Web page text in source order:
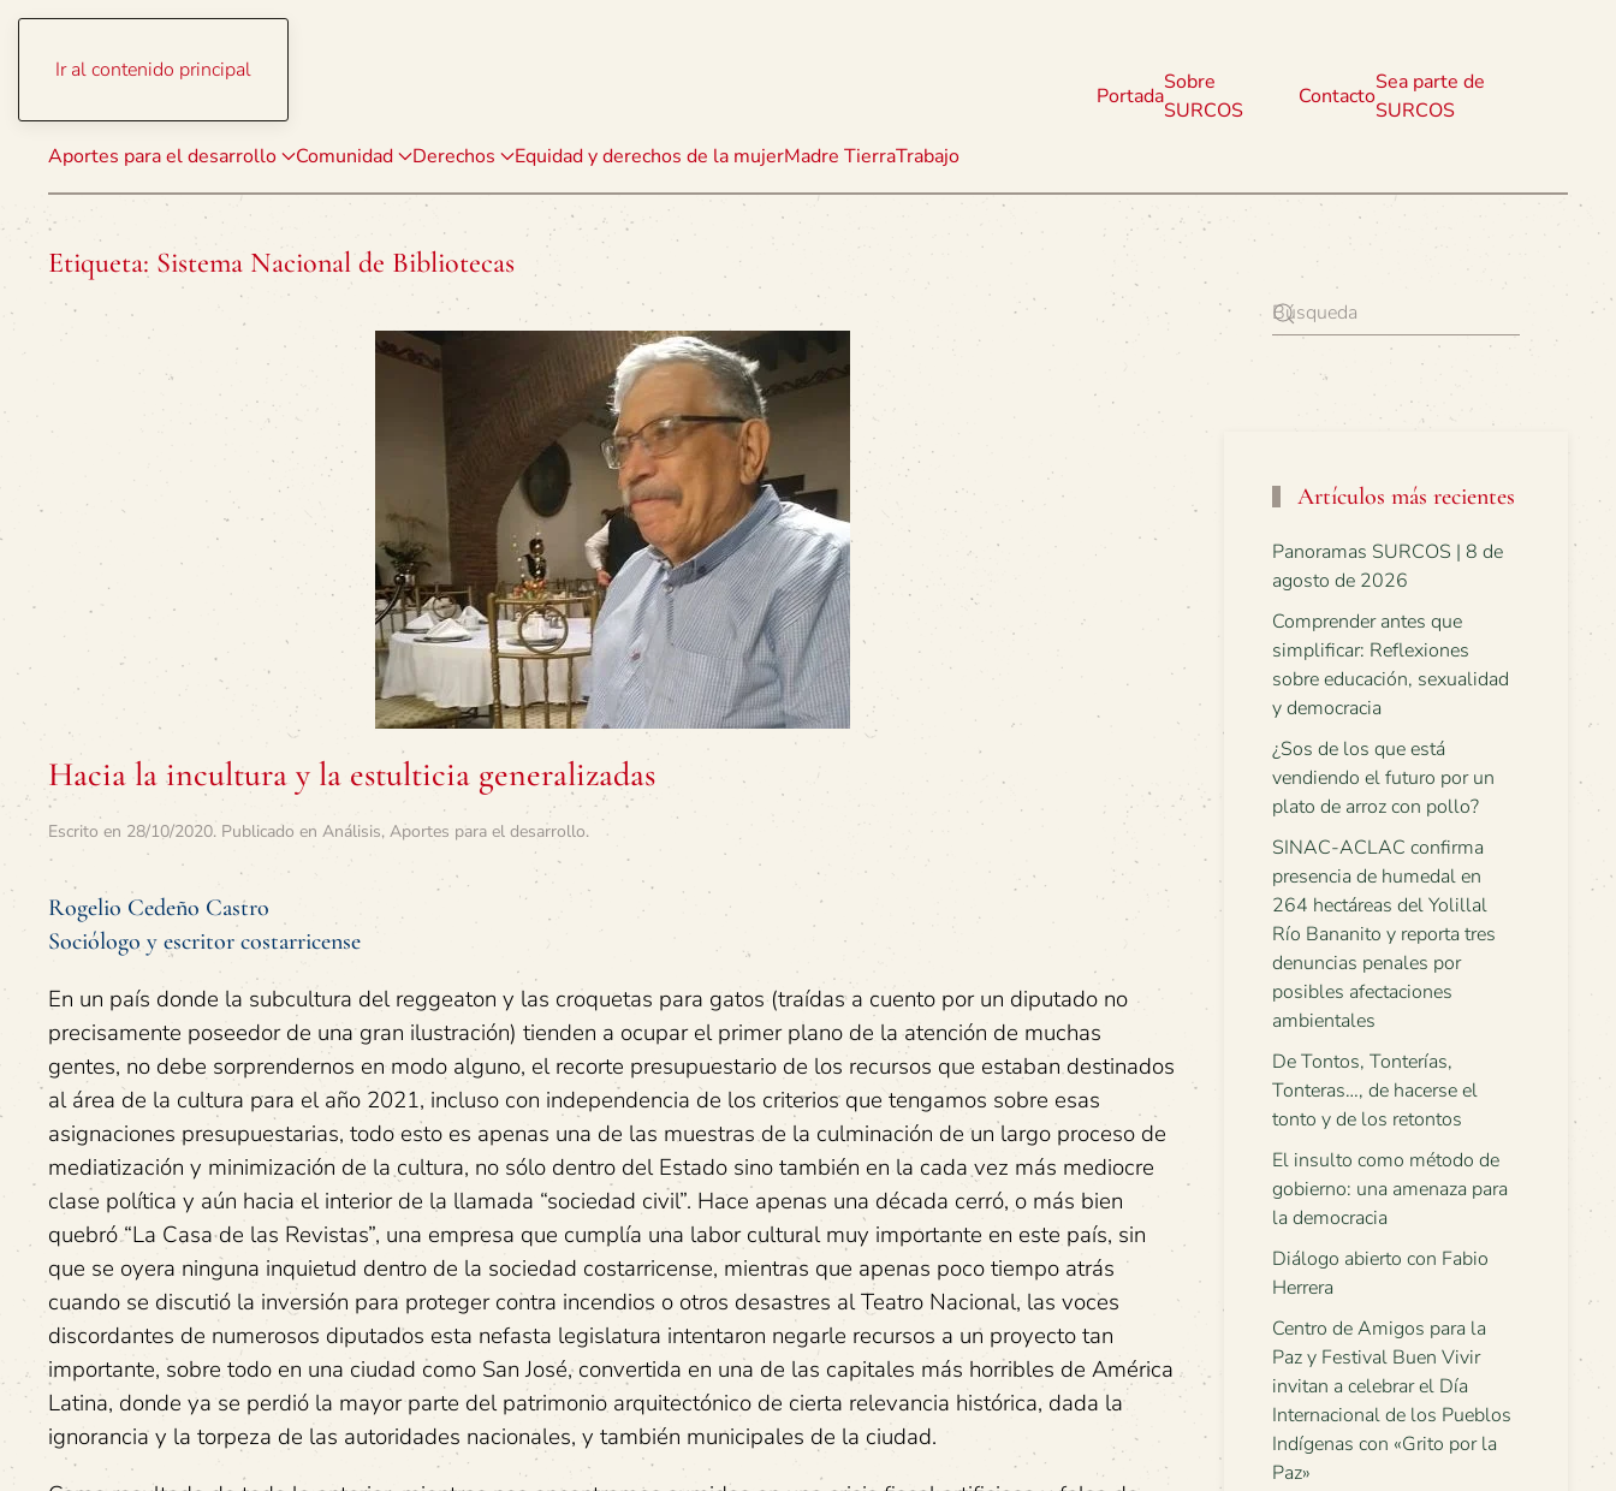
Ir al contenido principal
Aportes para el desarrollo Comunidad Derechos Equidad y derechos de la mujerMadre TierraTrabajo
Portada
Sobre
SURCOS
Contacto
Sea parte de
SURCOS
Etiqueta: Sistema Nacional de Bibliotecas
Hacia la incultura y la estulticia generalizadas
Escrito en 28/10/2020. Publicado en Análisis, Aportes para el desarrollo.
Rogelio Cedeño Castro
Sociólogo y escritor costarricense
En un país donde la subcultura del reggeaton y las croquetas para gatos (traídas a cuento por un diputado no
precisamente poseedor de una gran ilustración) tienden a ocupar el primer plano de la atención de muchas
gentes, no debe sorprendernos en modo alguno, el recorte presupuestario de los recursos que estaban destinados
al área de la cultura para el año 2021, incluso con independencia de los criterios que tengamos sobre esas
asignaciones presupuestarias, todo esto es apenas una de las muestras de la culminación de un largo proceso de
mediatización y minimización de la cultura, no sólo dentro del Estado sino también en la cada vez más mediocre
clase política y aún hacia el interior de la llamada “sociedad civil”. Hace apenas una década cerró, o más bien
quebró “La Casa de las Revistas”, una empresa que cumplía una labor cultural muy importante en este país, sin
que se oyera ninguna inquietud dentro de la sociedad costarricense, mientras que apenas poco tiempo atrás
cuando se discutió la inversión para proteger contra incendios o otros desastres al Teatro Nacional, las voces
discordantes de numerosos diputados esta nefasta legislatura intentaron negarle recursos a un proyecto tan
importante, sobre todo en una ciudad como San José, convertida en una de las capitales más horribles de América
Latina, donde ya se perdió la mayor parte del patrimonio arquitectónico de cierta relevancia histórica, dada la
ignorancia y la torpeza de las autoridades nacionales, y también municipales de la ciudad.
Artículos más recientes
Panoramas SURCOS | 8 de
agosto de 2026
Comprender antes que
simplificar: Reflexiones
sobre educación, sexualidad
y democracia
¿Sos de los que está
vendiendo el futuro por un
plato de arroz con pollo?
SINAC-ACLAC confirma
presencia de humedal en
264 hectáreas del Yolillal
Río Bananito y reporta tres
denuncias penales por
posibles afectaciones
ambientales
De Tontos, Tonterías,
Tonteras…, de hacerse el
tonto y de los retontos
El insulto como método de
gobierno: una amenaza para
la democracia
Diálogo abierto con Fabio
Herrera
Centro de Amigos para la
Paz y Festival Buen Vivir
invitan a celebrar el Día
Internacional de los Pueblos
Indígenas con «Grito por la
Paz»